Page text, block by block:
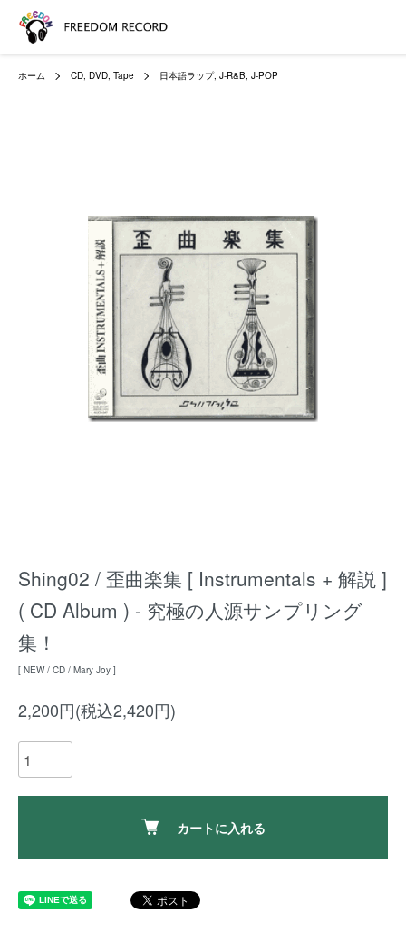
ホーム CD, DVD, Tape 日本語ラップ, J-R&B, J-POP
Shing02 / 歪曲楽集 [ Instrumentals + 解説 ]
( CD Album ) - 究極の人源サンプリング
集！
[ NEW / CD / Mary Joy ]
2,200円(税込2,420円)
カートに入れる